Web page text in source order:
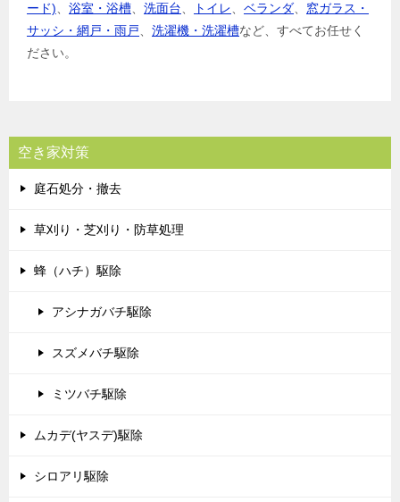
ード)
浴室・浴槽 洗面台 トイレ ベランダ
窓ガラス・
サッシ・網戸・雨戸
洗濯機・洗濯槽など、すべてお任せく
ださい。
空き家対策
庭石処分・撤去
草刈り・芝刈り・防草処理
蜂（ハチ）駆除
アシナガバチ駆除
スズメバチ駆除
ミツバチ駆除
ムカデ(ヤスデ)駆除
シロアリ駆除